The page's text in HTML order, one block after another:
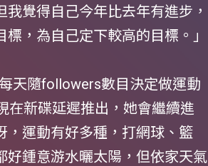
覺得自己今年比去年有進步，
，為自己定下較高的目標。」
天隨followers數目決定做運動
在新碟延遲推出，她會繼續進
，運動有好多種，打網球、籃
好鍾意游水曬太陽，但依家天氣